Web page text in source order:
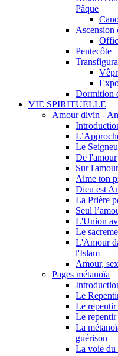
Pâque
Ascension
Pentecôte
Dormition
VIE SPIRITUELLE
Amour divin -
Le
De l'amour
Sur l'amour
Aime ton
Dieu est
La Prière
Seul
L'Union
Le
L'Amour
l'Islam
Amour,
Pages métanoïa
Le
Le repentir
Le repentir
La
guérison
La voie du